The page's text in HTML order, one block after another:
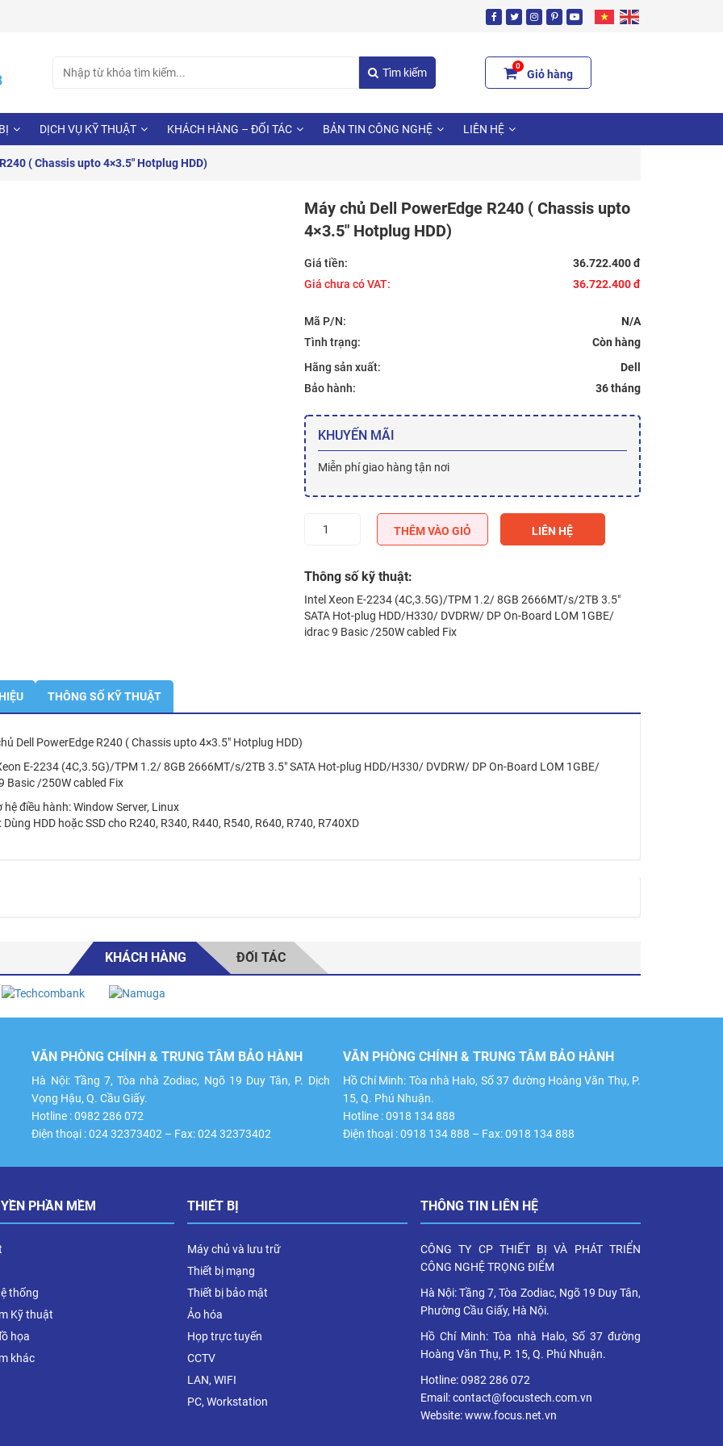
for:
Tìm kiếm
0
Giỏ hàng
DỊCH VỤ KỸ THUẬT KHÁCH HÀNG – ĐỐI TÁC BẢN TIN CÔNG NGHỆ LIÊN HỆ
( Chassis upto 4×3.5″ Hotplug HDD)
Máy chủ Dell PowerEdge R240 ( Chassis upto
4×3.5″ Hotplug HDD)
Giá tiền:
36.722.400 đ
Giá chưa có VAT:
36.722.400 đ
Mã P/N:
N/A
Tình trạng:
Hãng sản xuất:
Dell
Bảo hành:
36 tháng
KHUYẾN MÃI
Miễn phí giao hàng tận nơi
PowerEdge
R240
(
Chassis
upto
lượng
THÊM VÀO GIỎ LIÊN HỆ
Thông số kỹ thuật:
Intel Xeon E-2234 (4C,3.5G)/TPM 1.2/ 8GB 2666MT/s/2TB 3.5″
SATA Hot-plug HDD/H330/ DVDRW/ DP On-Board LOM 1GBE/
idrac 9 Basic /250W cabled Fix
THÔNG SỐ KỸ THUẬT
Dell PowerEdge R240 ( Chassis upto 4×3.5″ Hotplug HDD)
E-2234 (4C,3.5G)/TPM 1.2/ 8GB 2666MT/s/2TB 3.5″ SATA Hot-plug HDD/H330/ DVDRW/ DP On-Board LOM 1GBE/
Basic /250W cabled Fix
hệ điều hành: Window Server, Linux
Dùng HDD hoặc SSD cho R240, R340, R440, R540, R640, R740, R740XD
KHÁCH HÀNG ĐỐI TÁC
VĂN PHÒNG CHÍNH & TRUNG TÂM BẢO HÀNH
Hà Nội: Tầng 7, Tòa nhà Zodiac, Ngõ 19 Duy Tân, P. Dịch
Vọng Hậu, Q. Cầu Giấy.
Hotline : 0982 286 072
Điện thoại : 024 32373402 – Fax: 024 32373402
VĂN PHÒNG CHÍNH & TRUNG TÂM BẢO HÀNH
Hồ Chí Minh: Tòa nhà Halo, Số 37 đường Hoàng Văn Thụ, P.
15, Q. Phú Nhuận.
Hotline : 0918 134 888
Điện thoại : 0918 134 888 – Fax: 0918 134 888
PHẦN MỀM
thống
Kỹ thuật
họa
khác
THIẾT BỊ
Máy chủ và lưu trữ
Thiết bị mạng
Thiết bị bảo mật
Ảo hóa
Họp trực tuyến
CCTV
LAN, WIFI
PC, Workstation
THÔNG TIN LIÊN HỆ
CÔNG TY CP THIẾT BỊ VÀ PHÁT TRIỂN
CÔNG NGHỆ TRỌNG ĐIỂM
Hà Nội: Tầng 7, Tòa Zodiac, Ngõ 19 Duy Tân,
Phường Cầu Giấy, Hà Nội.
Hồ Chí Minh: Tòa nhà Halo, Số 37 đường
Hoàng Văn Thụ, P. 15, Q. Phú Nhuận.
Hotline: 0982 286 072
Email: contact@focustech.com.vn
Website: www.focus.net.vn